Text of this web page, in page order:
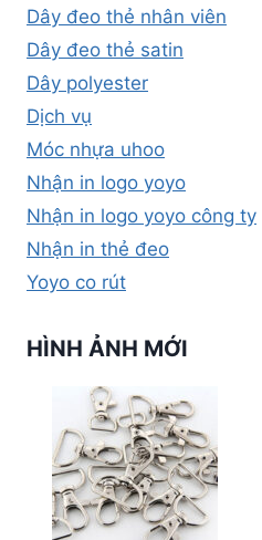
Dây đeo thẻ nhân viên
Dây đeo thẻ satin
Dây polyester
Dịch vụ
Móc nhựa uhoo
Nhận in logo yoyo
Nhận in logo yoyo công ty
Nhận in thẻ đeo
Yoyo co rút
HÌNH ẢNH MỚI